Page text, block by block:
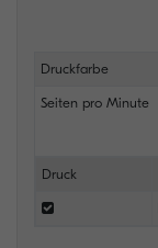
Druckfarbe
Seiten pro Minute
Druck